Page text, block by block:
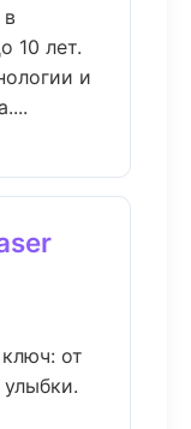
в
10 лет.
и
от